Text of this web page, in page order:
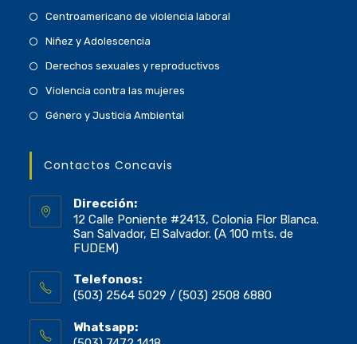
Centroamericano de violencia laboral
Niñez y Adolescencia
Derechos sexuales y reproductivos
Violencia contra las mujeres
Género y Justicia Ambiental
Contactos Concavis
Dirección:
12 Calle Poniente #2413, Colonia Flor Blanca.
San Salvador, El Salvador. (A 100 mts. de
FUDEM)
Telefonos:
(503) 2564 5029 / (503) 2508 6880
Whatsapp: